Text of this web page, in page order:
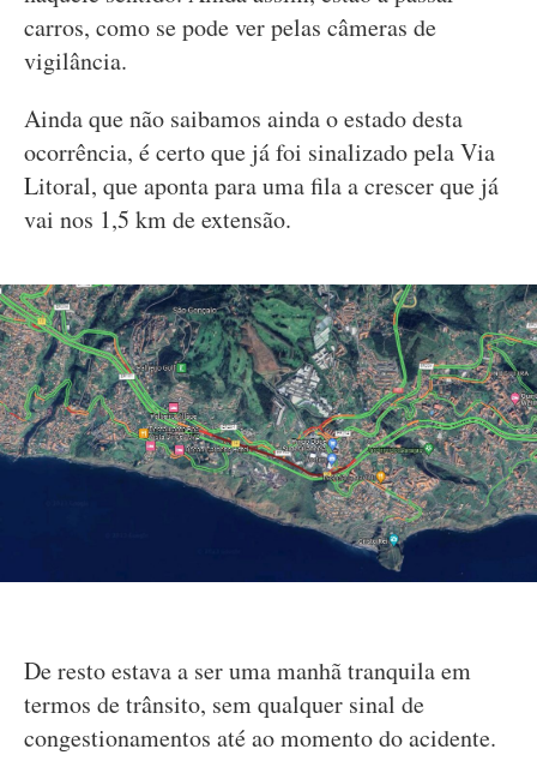
carros, como se pode ver pelas câmeras de
vigilância.
Ainda que não saibamos ainda o estado desta
ocorrência, é certo que já foi sinalizado pela Via
Litoral, que aponta para uma fila a crescer que já
vai nos 1,5 km de extensão.
De resto estava a ser uma manhã tranquila em
termos de trânsito, sem qualquer sinal de
congestionamentos até ao momento do acidente.